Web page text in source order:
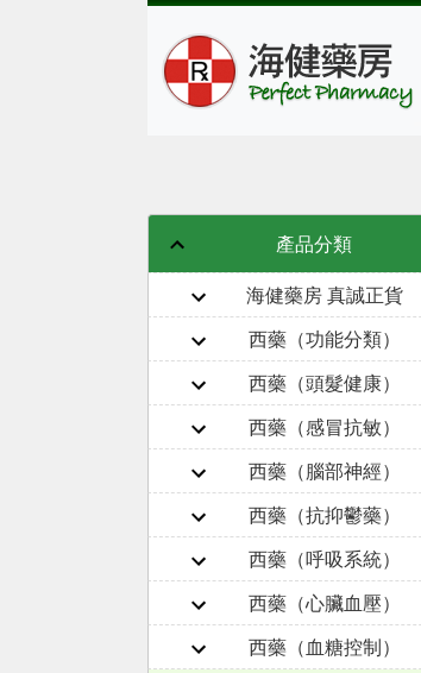
產品分類
海健藥房 真誠正貨
西藥（功能分類）
西藥（頭髮健康）
西藥（感冒抗敏）
西藥（腦部神經）
西藥（抗抑鬱藥）
西藥（呼吸系統）
西藥（心臟血壓）
西藥（血糖控制）